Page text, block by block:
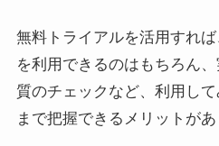
無料トライアルを活用すれ
を利用できるのはもちろん
質のチェックなど、利用し
まで把握できるメリットがあ